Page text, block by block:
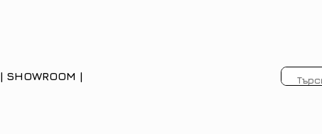
| SHOWROOM |